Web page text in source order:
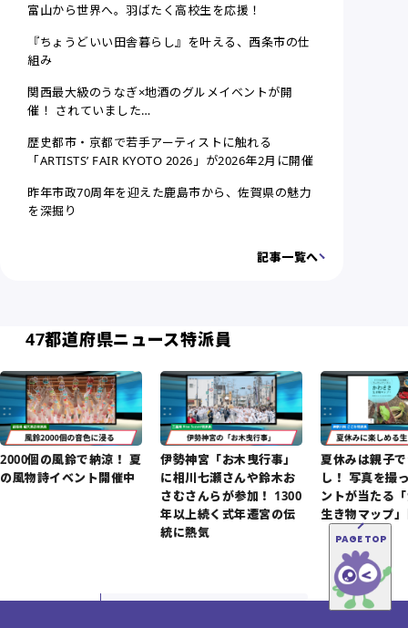
富山から世界へ。羽ばたく高校生を応援！
『ちょうどいい田舎暮らし』を叶える、西条市の仕
組み
関西最大級のうなぎ×地酒のグルメイベントが開
催！ されていました…
歴史都市・京都で若手アーティストに触れる
「ARTISTS’ FAIR KYOTO 2026」が2026年2月に開催
昨年市政70周年を迎えた鹿島市から、佐賀県の魅力
を深掘り
記事一覧へ
47都道府県ニュース特派員
2000個の風鈴で納涼！ 夏
の風物詩イベント開催中
伊勢神宮「お木曳行事」
に相川七瀬さんや鈴木お
さむさんらが参加！ 1300
年以上続く式年遷宮の伝
統に熱気
夏休みは親子
し！ 写真を撮
ントが当たる
生き物マップ
PAGE TOP